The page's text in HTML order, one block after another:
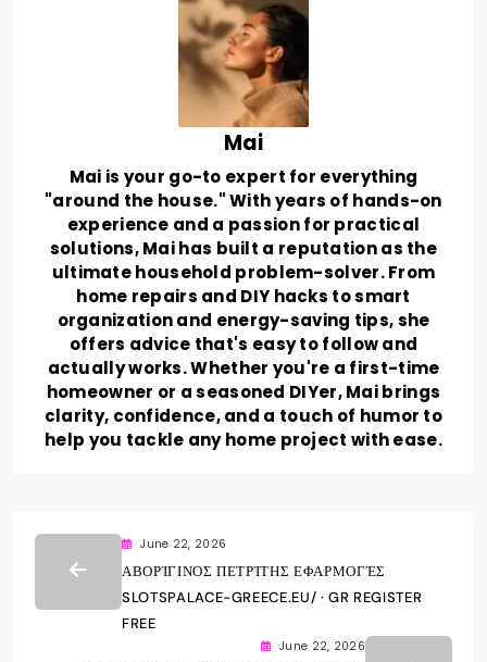
Mai
Mai is your go-to expert for everything
"around the house." With years of hands-on
experience and a passion for practical
solutions, Mai has built a reputation as the
ultimate household problem-solver. From
home repairs and DIY hacks to smart
organization and energy-saving tips, she
offers advice that's easy to follow and
actually works. Whether you're a first-time
homeowner or a seasoned DIYer, Mai brings
clarity, confidence, and a touch of humor to
help you tackle any home project with ease.
June 22, 2026
ΑΒΟΡΊΓΙΝΟΣ ΠΕΤΡΊΤΗΣ ΕΦΑΡΜΟΓΈΣ
SLOTSPALACE-GREECE.EU/ · GR REGISTER
FREE
June 22, 2026